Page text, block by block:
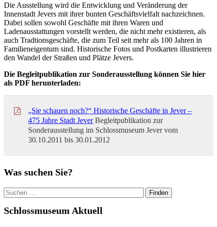
Die Ausstellung wird die Entwicklung und Veränderung der
Innenstadt Jevers mit ihrer bunten Geschäftsvielfalt nachzeichnen.
Dabei sollen sowohl Geschäfte mit ihren Waren und
Ladenausstattungen vorstellt werden, die nicht mehr existieren, als
auch Tradtionsgeschäfte, die zum Teil seit mehr als 100 Jahren in
Familieneigentum sind. Historische Fotos und Postkarten illustrieren
den Wandel der Straßen und Plätze Jevers.
Die Begleitpublikation zur Sonderausstellung können Sie hier
als PDF herunterladen:
„Sie schauen noch?“ Historische Geschäfte in Jever –
475 Jahre Stadt JeverBegleitpublikation zur
Sonderausstellung im Schlossmuseum Jever vom
30.10.2011 bis 30.01.2012
Was suchen Sie?
Suchen
nach:
Schlossmuseum Aktuell